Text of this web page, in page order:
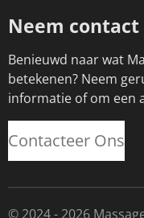
Neem
Benieuwd naar wat
betekenen? Neem
informatie of om een
Contacteer Ons
© 2024 - 2026